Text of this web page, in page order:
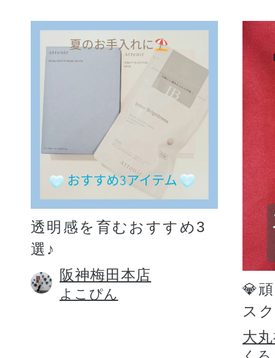
透明感を育むおすすめ3
選♪
阪神梅田本店
よこぴん
💎
ス
大